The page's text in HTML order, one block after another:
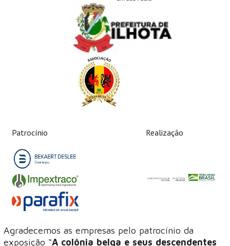
Patrocínio Realização
Agradecemos as empresas pelo patrocínio da
exposição “A colônia belga e seus descendentes